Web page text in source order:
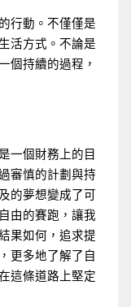
行動。不僅僅是
活方式。不論是
個持續的過程，
一個財務上的目
審慎的計劃與持
的夢想變成了可
由的賽跑，讓我
果如何，追求提
更多地了解了自
這條道路上堅定